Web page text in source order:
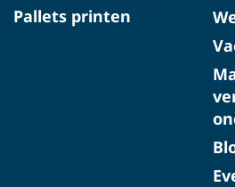
Pallets printen